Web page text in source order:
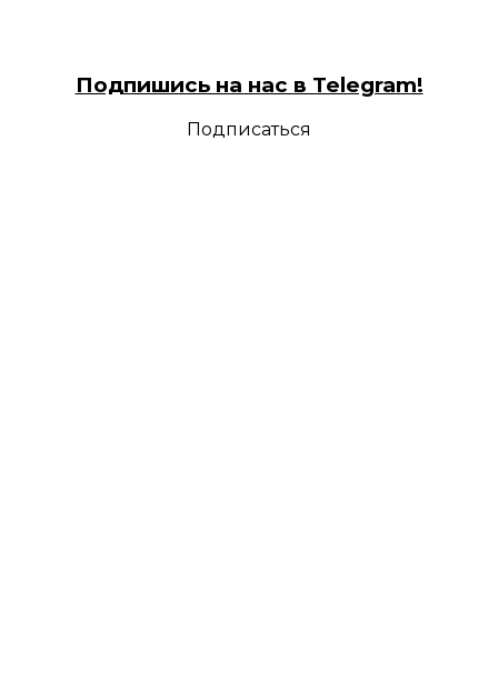
Подпишись на нас в Telegram!
Подписаться